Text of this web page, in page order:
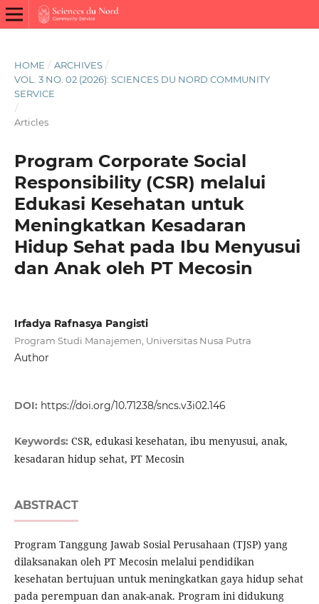
HOME / ARCHIVES /
VOL. 3 NO. 02 (2026): SCIENCES DU NORD COMMUNITY
SERVICE
/
Articles
Program Corporate Social
Responsibility (CSR) melalui
Edukasi Kesehatan untuk
Meningkatkan Kesadaran
Hidup Sehat pada Ibu Menyusui
dan Anak oleh PT Mecosin
Irfadya Rafnasya Pangisti
Program Studi Manajemen, Universitas Nusa Putra
Author
DOI: https://doi.org/10.71238/sncs.v3i02.146
Keywords: CSR, edukasi kesehatan, ibu menyusui, anak,
kesadaran hidup sehat, PT Mecosin
ABSTRACT
Program Tanggung Jawab Sosial Perusahaan (TJSP) yang
dilaksanakan oleh PT Mecosin melalui pendidikan
kesehatan bertujuan untuk meningkatkan gaya hidup sehat
pada perempuan dan anak-anak. Program ini didukung